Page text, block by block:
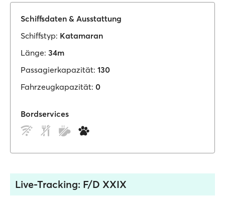
Schiffsdaten & Ausstattung
Schiffstyp: Katamaran
Länge: 34m
Passagierkapazität: 130
Fahrzeugkapazität: 0
Bordservices
Live-Tracking: F/D XXIX